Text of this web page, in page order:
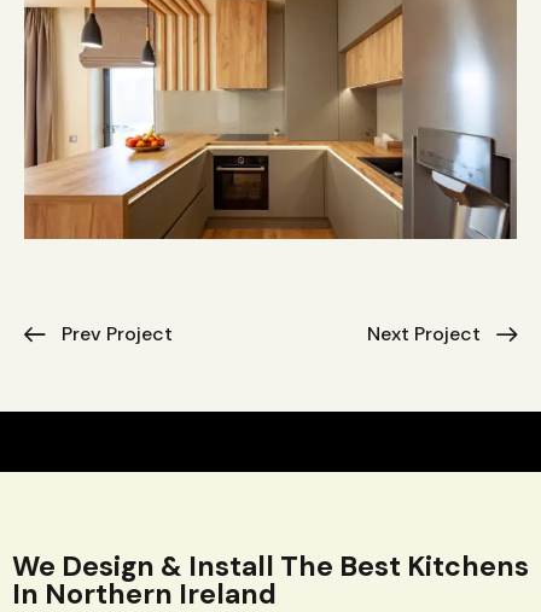
Prev Project Next Project
We Design & Install The Best Kitchens
In Northern Ireland